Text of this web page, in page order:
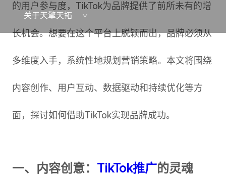
关于天擎天拓
的用户参与度，TikTok为品牌提供了前所未有的增
长机会。想要在这个平台上脱颖而出，品牌必须从
多维度入手，系统性地规划营销策略。本文将围绕
内容创作、用户互动、数据驱动和持续优化等方
面，探讨如何借助TikTok实现品牌成功。
一、内容创意： TikTok推广的灵魂